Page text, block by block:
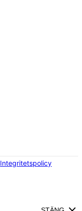
Integritetspolicy